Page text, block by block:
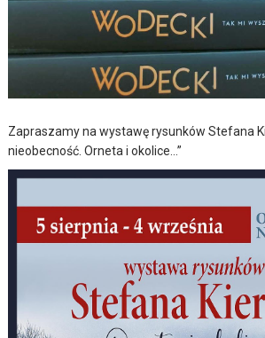
Zapraszamy na wystawę rysunków Stefana
nieobecność. Orneta i okolice…”